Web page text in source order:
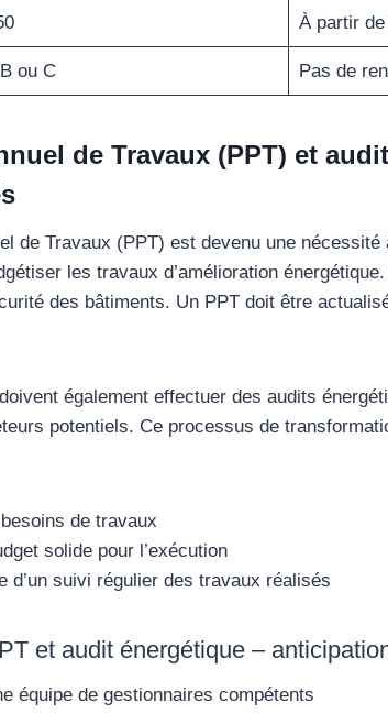
À partir de
ou C Pas de
de Travaux (PPT) et
de Travaux (PPT) est devenu une
les travaux d’amélioration
des bâtiments. Un PPT doit être
également effectuer des audits
potentiels. Ce processus de
de travaux
solide pour l’exécution
d’un suivi régulier des travaux réalisés
et audit énergétique –
équipe de gestionnaires compétents